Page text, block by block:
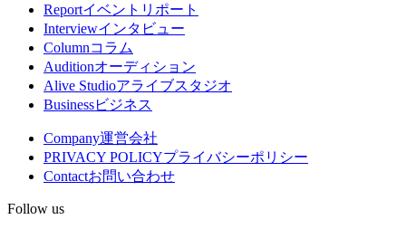
Reportイベントリポート
Interviewインタビュー
Columnコラム
Auditionオーディション
Alive Studioアライブスタジオ
Businessビジネス
Company運営会社
PRIVACY POLICYプライバシーポリシー
Contactお問い合わせ
Follow us